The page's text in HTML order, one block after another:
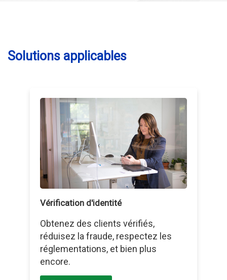
Solutions applicables
Vérification d'identité
Obtenez des clients vérifiés,
réduisez la fraude, respectez les
réglementations, et bien plus
encore.